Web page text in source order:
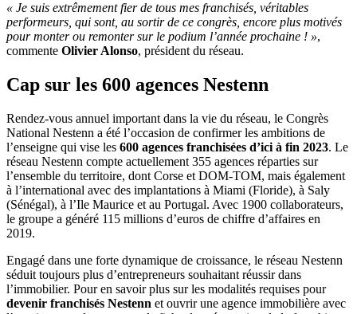
« Je suis extrêmement fier de tous mes franchisés, véritables
performeurs, qui sont, au sortir de ce congrès, encore plus motivés
pour monter ou remonter sur le podium l’année prochaine ! »,
commente Olivier Alonso, président du réseau.
Cap sur les 600 agences Nestenn
Rendez-vous annuel important dans la vie du réseau, le Congrès
National Nestenn a été l’occasion de confirmer les ambitions de
l’enseigne qui vise les 600 agences franchisées d’ici à fin 2023. Le
réseau Nestenn compte actuellement 355 agences réparties sur
l’ensemble du territoire, dont Corse et DOM-TOM, mais également
à l’international avec des implantations à Miami (Floride), à Saly
(Sénégal), à l’Ile Maurice et au Portugal. Avec 1900 collaborateurs,
le groupe a généré 115 millions d’euros de chiffre d’affaires en
2019.
Engagé dans une forte dynamique de croissance, le réseau Nestenn
séduit toujours plus d’entrepreneurs souhaitant réussir dans
l’immobilier. Pour en savoir plus sur les modalités requises pour
devenir franchisés Nestenn et ouvrir une agence immobilière avec